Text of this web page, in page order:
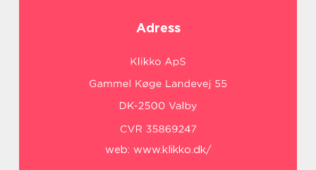
Adress
web: www.klikko.dk/